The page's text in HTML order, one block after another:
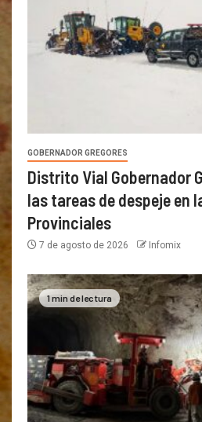
GOBERNADOR GREGORES
Distrito Vial Gobernador
las tareas de despeje en
Provinciales
7 de agosto de 2026 Infomix
1 min de lectura